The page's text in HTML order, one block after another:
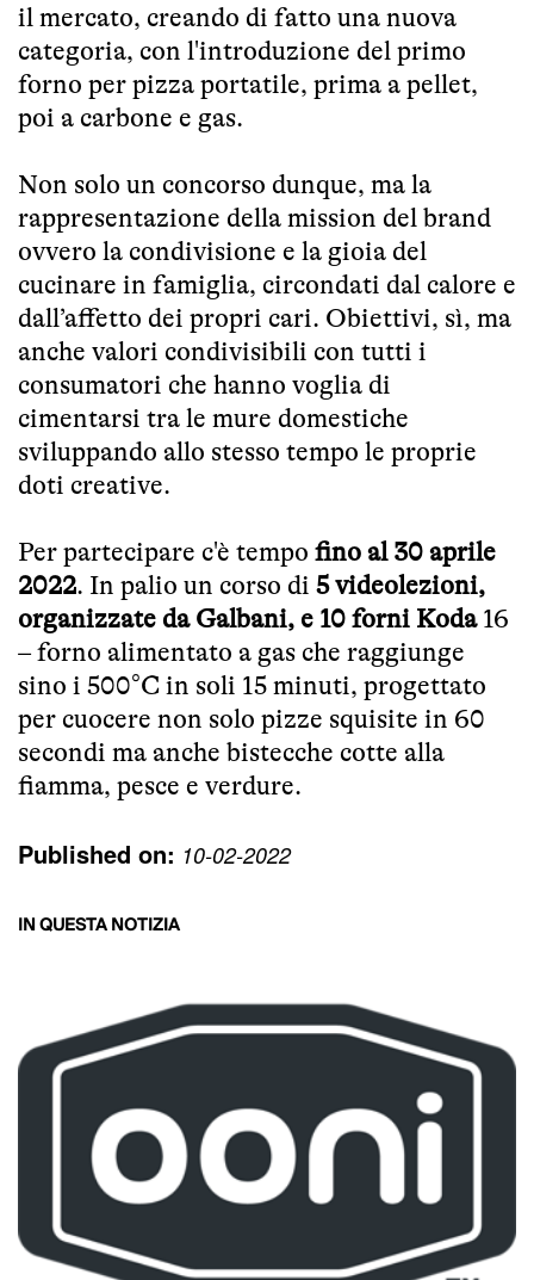
il mercato, creando di fatto una nuova
categoria, con l'introduzione del primo
forno per pizza portatile, prima a pellet,
poi a carbone e gas.
Non solo un concorso dunque, ma la
rappresentazione della mission del brand
ovvero la condivisione e la gioia del
cucinare in famiglia, circondati dal calore e
dall’affetto dei propri cari. Obiettivi, sì, ma
anche valori condivisibili con tutti i
consumatori che hanno voglia di
cimentarsi tra le mure domestiche
sviluppando allo stesso tempo le proprie
doti creative.
Per partecipare c'è tempo fino al 30 aprile
2022. In palio un corso di 5 videolezioni,
organizzate da Galbani, e 10 forni Koda 16
– forno alimentato a gas che raggiunge
sino i 500°C in soli 15 minuti, progettato
per cuocere non solo pizze squisite in 60
secondi ma anche bistecche cotte alla
fiamma, pesce e verdure.
Published on: 10-02-2022
IN QUESTA NOTIZIA